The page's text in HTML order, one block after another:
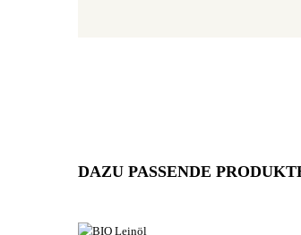
DAZU PASSENDE